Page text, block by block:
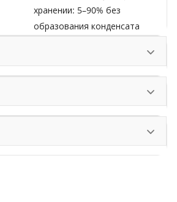
хранении: 5–90% без
образования конденсата